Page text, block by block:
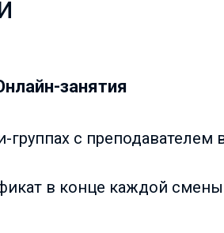
занятия
группах с преподавателем
в конце каждой смены